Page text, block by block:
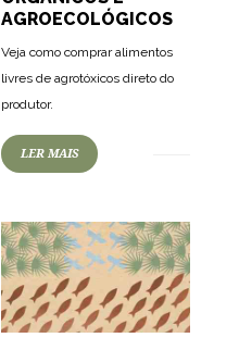
AGROECOLÓGICOS
Veja como comprar alimentos
livres de agrotóxicos direto do
produtor.
LER MAIS